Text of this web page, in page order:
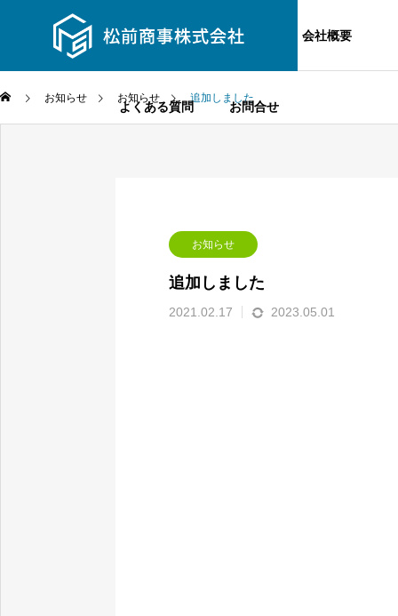
お知らせ 事業内容 主要設備 会社概要
よくある質問 お問合せ
お知らせ お知らせ 追加しました
お知らせ
追加しました
2021.02.17 2023.05.01